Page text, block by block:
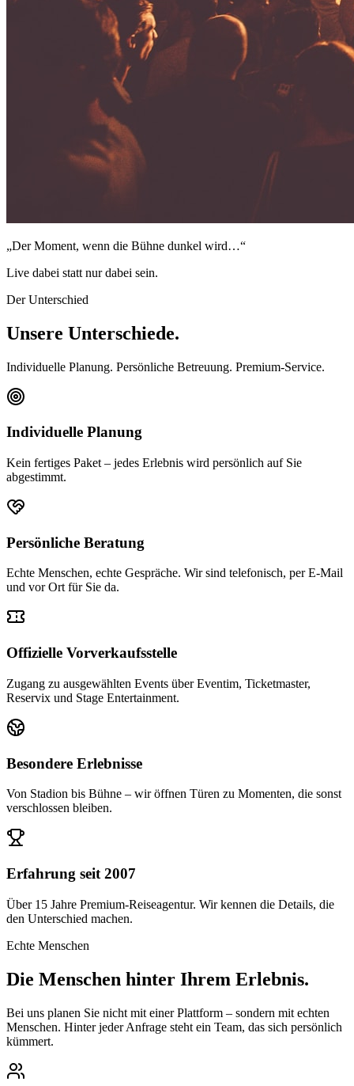
„Der Moment, wenn die Bühne dunkel wird…“
Live dabei statt nur dabei sein.
Der Unterschied
Unsere Unterschiede.
Individuelle Planung. Persönliche Betreuung. Premium-Service.
Individuelle Planung
Kein fertiges Paket – jedes Erlebnis wird persönlich auf Sie
abgestimmt.
Persönliche Beratung
Echte Menschen, echte Gespräche. Wir sind telefonisch, per E-Mail
und vor Ort für Sie da.
Offizielle Vorverkaufsstelle
Zugang zu ausgewählten Events über Eventim, Ticketmaster,
Reservix und Stage Entertainment.
Besondere Erlebnisse
Von Stadion bis Bühne – wir öffnen Türen zu Momenten, die sonst
verschlossen bleiben.
Erfahrung seit 2007
Über 15 Jahre Premium-Reiseagentur. Wir kennen die Details, die
den Unterschied machen.
Echte Menschen
Die Menschen hinter Ihrem Erlebnis.
Bei uns planen Sie nicht mit einer Plattform – sondern mit echten
Menschen. Hinter jeder Anfrage steht ein Team, das sich persönlich
kümmert.